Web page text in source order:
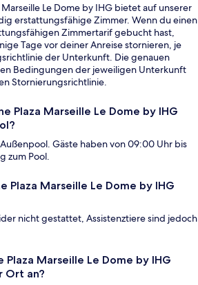
Marseille Le Dome by IHG bietet auf unserer
erstattungsfähige Zimmer. Wenn du einen
Zimmertarif gebucht hast,
Tage vor deiner Anreise stornieren, je
der Unterkunft. Die genauen
Bedingungen der jeweiligen Unterkunft
Stornierungsrichtlinie.
Plaza Marseille Le Dome by IHG
Gäste haben von 09:00 Uhr bis
zum Pool.
Plaza Marseille Le Dome by IHG
nicht gestattet, Assistenztiere sind jedoch
Marseille Le Dome by IHG
Ort an?